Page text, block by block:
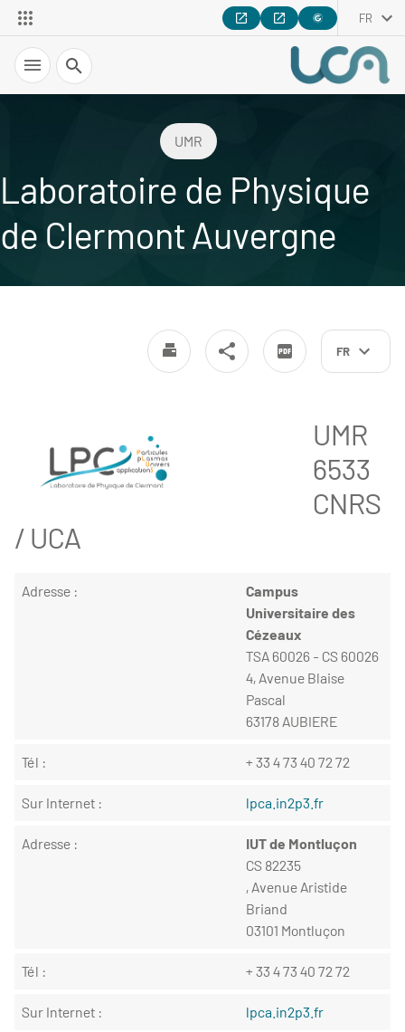
FR
Recherche
UMR
Laboratoire de Physique
de Clermont Auvergne
FR
UMR
6533
CNRS
/ UCA
Adresse :
Campus
Universitaire des
Cézeaux
TSA 60026 - CS 60026
4, Avenue Blaise
Pascal
63178 AUBIERE
Tél : + 33 4 73 40 72 72
Sur Internet : lpca.in2p3.fr
Adresse :
IUT de Montluçon
CS 82235
, Avenue Aristide
Briand
03101 Montluçon
Tél : + 33 4 73 40 72 72
Sur Internet : lpca.in2p3.fr